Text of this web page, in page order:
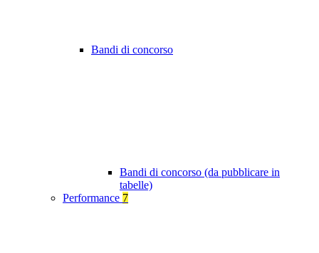
Bandi di concorso
Bandi di concorso (da pubblicare in
tabelle)
Performance 7